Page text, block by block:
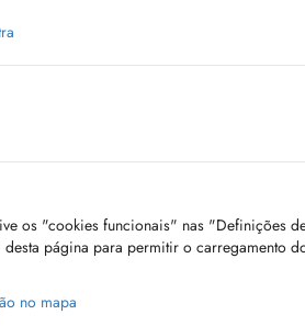
os "cookies funcionais" nas "Definições
página para permitir o carregamento
no mapa